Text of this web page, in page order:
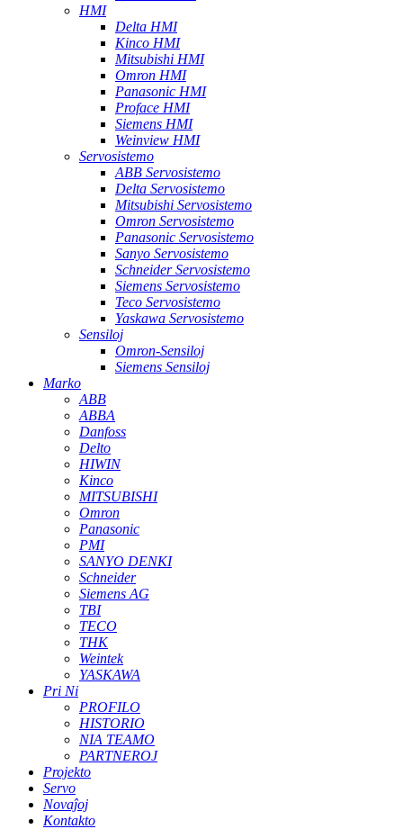
HMI
Delta HMI
Kinco HMI
Mitsubishi HMI
Omron HMI
Panasonic HMI
Proface HMI
Siemens HMI
Weinview HMI
Servosistemo
ABB Servosistemo
Delta Servosistemo
Mitsubishi Servosistemo
Omron Servosistemo
Panasonic Servosistemo
Sanyo Servosistemo
Schneider Servosistemo
Siemens Servosistemo
Teco Servosistemo
Yaskawa Servosistemo
Sensiloj
Omron-Sensiloj
Siemens Sensiloj
Marko
ABB
ABBA
Danfoss
Delto
HIWIN
Kinco
MITSUBISHI
Omron
Panasonic
PMI
SANYO DENKI
Schneider
Siemens AG
TBI
TECO
THK
Weintek
YASKAWA
Pri Ni
PROFILO
HISTORIO
NIA TEAMO
PARTNEROJ
Projekto
Servo
Novaĵoj
Kontakto